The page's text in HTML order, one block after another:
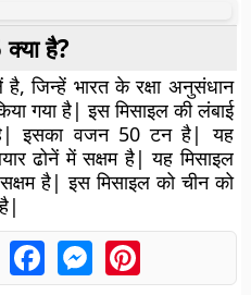
है?
है, जिन्हें भारत के रक्षा अनुसंधान
गया है| इस मिसाइल की लंबाई
इसका वजन 50 टन है| यह
ढोनें में सक्षम है| यह मिसाइल
है| इस मिसाइल को चीन को
FacebookMessengerPinterest